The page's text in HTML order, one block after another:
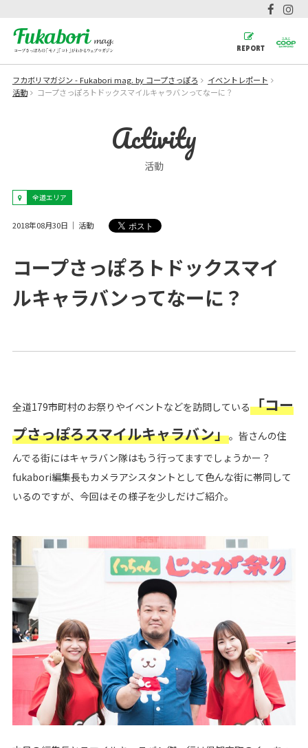
REPORT
フカボリマガジン - Fukabori mag. by コープさっぽろ
イベントレポート
活動
コープさっぽろトドックスマイルキャラバンってなーに？
Activity
活動
全道エリア
2018年08月30日 活動
コープさっぽろトドックスマイ
ルキャラバンってなーに？
全道179市町村のお祭りやイベントなどを訪問している「コー
プさっぽろスマイルキャラバン」。皆さんの住
んでる街にはキャラバン隊はもう行ってますでしょうかー？
fukabori編集長もカメラアシスタントとして色んな街に帯同して
いるのですが、今回はその様子を少しだけご紹介。